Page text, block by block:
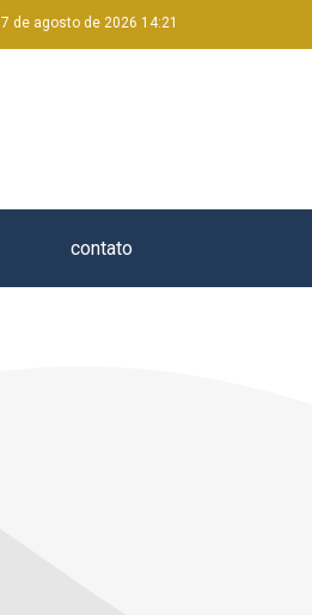
7 de agosto de 2026 14:21
contato